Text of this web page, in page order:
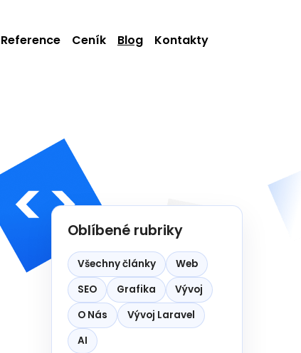
Reference Ceník Blog Kontakty
Oblíbené rubriky
Všechny články
Web
SEO
Grafika
Vývoj
O Nás
Vývoj Laravel
AI